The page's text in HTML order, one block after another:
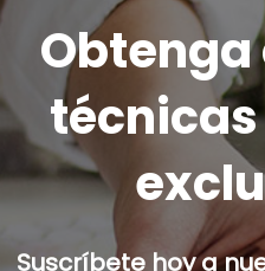
Obtenga
Suscríbete hoy a